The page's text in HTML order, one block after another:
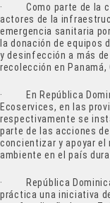
· Como parte de la
actores de la
emergencia sanitaria
la donación de equipos
y desinfección a más
recolección en Panamá,
· En República
Ecoservices, en las
respectivamente se
parte de las acciones
concientizar y apoyar el
ambiente en el país
· República
práctica una iniciativa